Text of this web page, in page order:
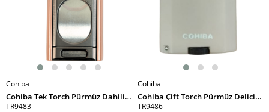
SEPETE EKLE
Cohiba
Cohiba Tek Torch Pürmüz Dahili S-V Cut & İğneli Bronz Metal Puro Çakmağı
TR9483
SEPETE EKLE
Cohiba
Cohiba Çift Torch Pürmüz Delicili Füme Metal Puro Çakmağı
TR9486